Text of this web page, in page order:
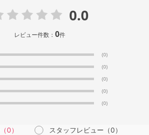
0.0
レビュー件数：0件
(0)
(0)
(0)
(0)
(0)
（0） スタッフレビュー （0）